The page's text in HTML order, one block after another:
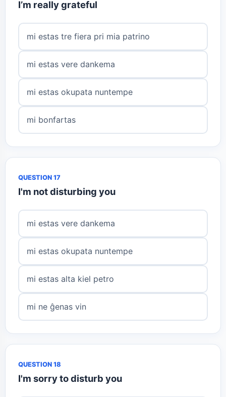
I’m really grateful
mi estas tre fiera pri mia patrino
mi estas vere dankema
mi estas okupata nuntempe
mi bonfartas
QUESTION 17
I'm not disturbing you
mi estas vere dankema
mi estas okupata nuntempe
mi estas alta kiel petro
mi ne ĝenas vin
QUESTION 18
I'm sorry to disturb you